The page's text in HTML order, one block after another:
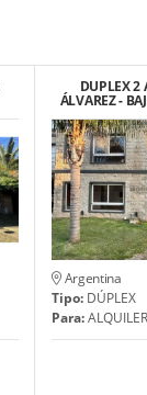
DUPLEX 2
ÁLVAREZ -
Argentina
Tipo: DÚPLEX
Para:ALQUILER